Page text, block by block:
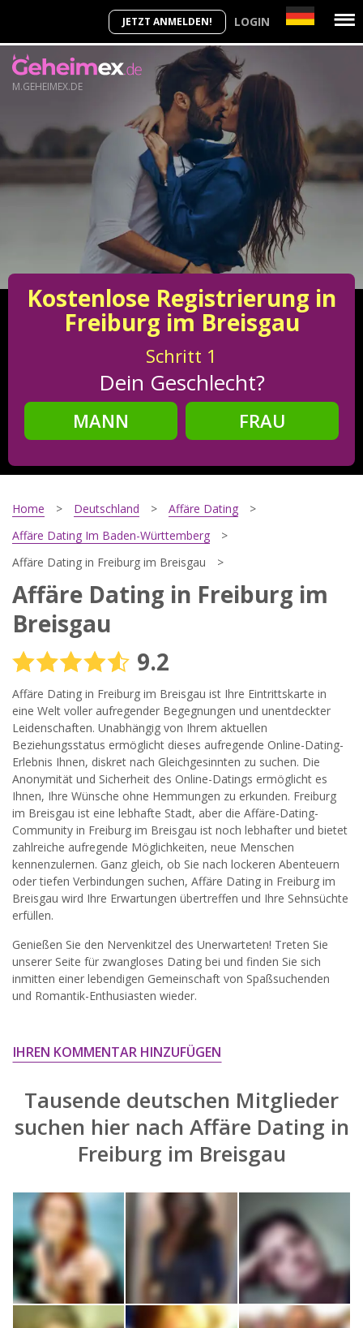
JETZT ANMELDEN! LOGIN
M.GEHEIMEX.DE
Kostenlose Registrierung in
Freiburg im Breisgau
Schritt 1
Dein Geschlecht?
MANN
FRAU
Schritt2
Schritt
Deine E-Mail?
Nutzungsbedingungen und derDatenschutzerklärung
einverstanden. Ich erhalte Informationen und Angebote des
Betreibers per E-Mail, der Zusendung kann ich jederzeit
widersprechen.
JETZT ANMELDEN!
Home Deutschland
Affäre Dating
Affäre Dating Im Baden-Württemberg
Affäre Dating in Freiburg im Breisgau
Affäre Dating in Freiburg im
Breisgau
9.2
Affäre Dating in Freiburg im Breisgau ist Ihre Eintrittskarte in
eine Welt voller aufregender Begegnungen und unentdeckter
Leidenschaften. Unabhängig von Ihrem aktuellen
Beziehungsstatus ermöglicht dieses aufregende Online-Dating-
Erlebnis Ihnen, diskret nach Gleichgesinnten zu suchen. Die
Anonymität und Sicherheit des Online-Datings ermöglicht es
Ihnen, Ihre Wünsche ohne Hemmungen zu erkunden. Freiburg
im Breisgau ist eine lebhafte Stadt, aber die Affäre-Dating-
Community in Freiburg im Breisgau ist noch lebhafter und bietet
zahlreiche aufregende Möglichkeiten, neue Menschen
kennenzulernen. Ganz gleich, ob Sie nach lockeren Abenteuern
oder tiefen Verbindungen suchen, Affäre Dating in Freiburg im
Breisgau wird Ihre Erwartungen übertreffen und Ihre Sehnsüchte
erfüllen.
Genießen Sie den Nervenkitzel des Unerwarteten! Treten Sie
unserer Seite für zwangloses Dating bei und finden Sie sich
inmitten einer lebendigen Gemeinschaft von Spaßsuchenden
und Romantik-Enthusiasten wieder.
IHREN KOMMENTAR HINZUFÜGEN
Tausende deutschen Mitglieder
suchen hier nach Affäre Dating in
Freiburg im Breisgau